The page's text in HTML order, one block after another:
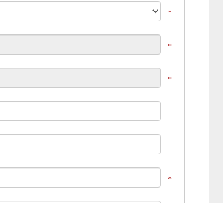
*
*
*
*